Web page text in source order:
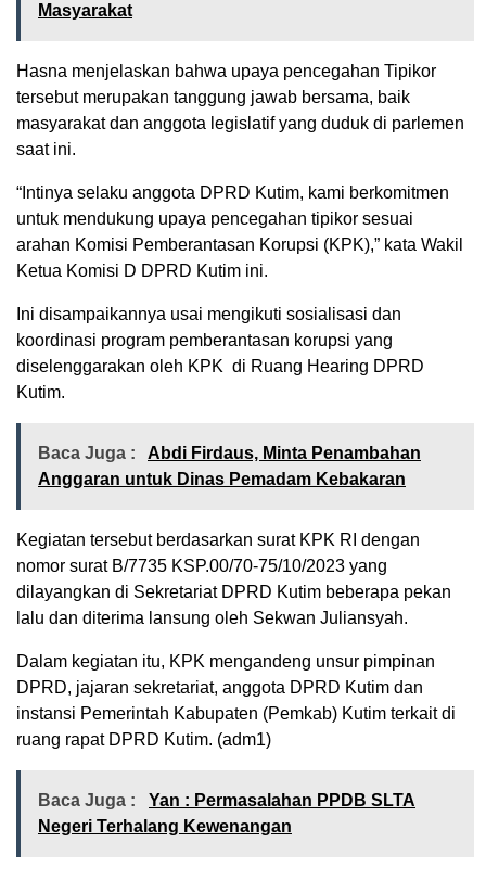
Masyarakat
Hasna menjelaskan bahwa upaya pencegahan Tipikor
tersebut merupakan tanggung jawab bersama, baik
masyarakat dan anggota legislatif yang duduk di parlemen
saat ini.
“Intinya selaku anggota DPRD Kutim, kami berkomitmen
untuk mendukung upaya pencegahan tipikor sesuai
arahan Komisi Pemberantasan Korupsi (KPK),” kata Wakil
Ketua Komisi D DPRD Kutim ini.
Ini disampaikannya usai mengikuti sosialisasi dan
koordinasi program pemberantasan korupsi yang
diselenggarakan oleh KPK di Ruang Hearing DPRD
Kutim.
Baca Juga :
Abdi Firdaus, Minta Penambahan
Anggaran untuk Dinas Pemadam Kebakaran
Kegiatan tersebut berdasarkan surat KPK RI dengan
nomor surat B/7735 KSP.00/70-75/10/2023 yang
dilayangkan di Sekretariat DPRD Kutim beberapa pekan
lalu dan diterima lansung oleh Sekwan Juliansyah.
Dalam kegiatan itu, KPK mengandeng unsur pimpinan
DPRD, jajaran sekretariat, anggota DPRD Kutim dan
instansi Pemerintah Kabupaten (Pemkab) Kutim terkait di
ruang rapat DPRD Kutim. (adm1)
Baca Juga :
Yan : Permasalahan PPDB SLTA
Negeri Terhalang Kewenangan